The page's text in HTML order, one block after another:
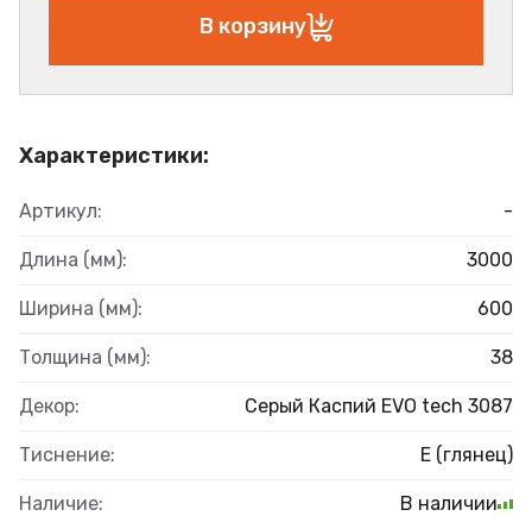
Характеристики:
Артикул: -
Длина (мм): 3000
Ширина (мм): 600
Толщина (мм): 38
Декор: Серый Каспий EVO tech 3087
Тиснение: E (глянец)
Наличие: В наличии
В корзину